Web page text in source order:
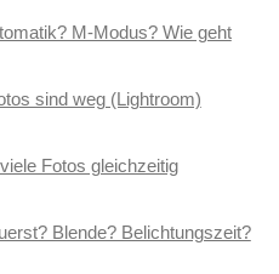
M-Modus? Wie geht
sind weg (Lightroom)
Fotos gleichzeitig
Blende? Belichtungszeit?